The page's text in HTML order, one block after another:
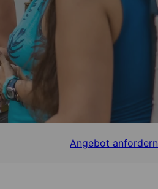
Angebot anfordern